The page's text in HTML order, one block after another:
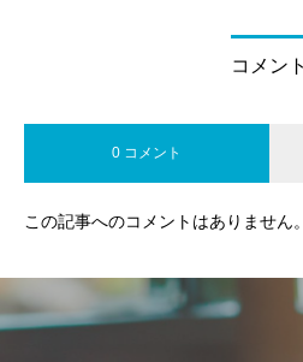
コメント
0 コメント
この記事へのコメントはありません。